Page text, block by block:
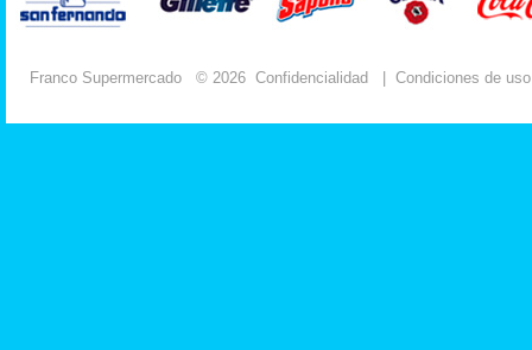
Franco Supermercado © 2026 Confidencialidad Condiciones de uso